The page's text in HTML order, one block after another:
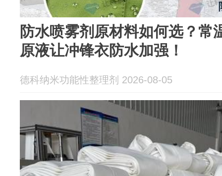
防水喷雾剂原材料如何选？常
原液让冲锋衣防水加强！
德科纳米功能性整理剂 2026-08-05